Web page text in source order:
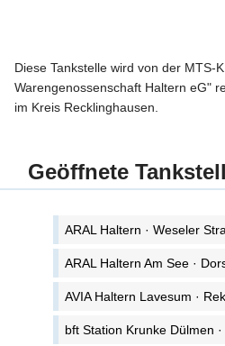
Diese Tankstelle wird von der MTS-
Warengenossenschaft Haltern eG"
im Kreis Recklinghausen.
Geöffnete
ARAL Haltern · Weseler
ARAL Haltern Am See ·
AVIA Haltern Lavesum ·
bft Station Krunke Dülmen